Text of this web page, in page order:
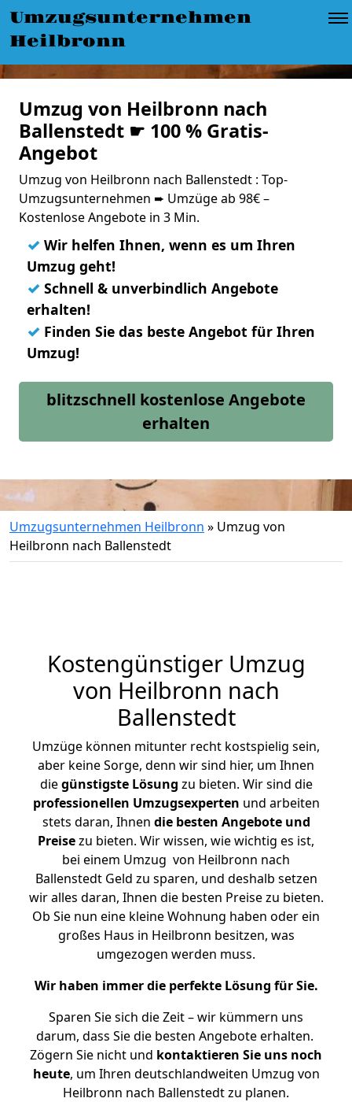
Umzugsunternehmen
Heilbronn
Umzug von Heilbronn nach
Ballenstedt ☛ 100 % Gratis-
Angebot
Umzug von Heilbronn nach Ballenstedt : Top-
Umzugsunternehmen ➨ Umzüge ab 98€ –
Kostenlose Angebote in 3 Min.
✓ Wir helfen Ihnen, wenn es um Ihren
Umzug geht!
✓ Schnell & unverbindlich Angebote
erhalten!
✓ Finden Sie das beste Angebot für Ihren
Umzug!
blitzschnell kostenlose Angebote
erhalten
Umzugsunternehmen Heilbronn » Umzug von
Heilbronn nach Ballenstedt
Kostengünstiger Umzug
von Heilbronn nach
Ballenstedt
Umzüge können mitunter recht kostspielig sein,
aber keine Sorge, denn wir sind hier, um Ihnen
diegünstigste Lösung zu bieten. Wir sind die
professionellen Umzugsexperten und arbeiten
stets daran, Ihnen die besten Angebote und
Preisezu bieten. Wir wissen, wie wichtig es ist,
bei einem Umzug von Heilbronn nach
Ballenstedt Geld zu sparen, und deshalb setzen
wir alles daran, Ihnen die besten Preise zu bieten.
Ob Sie nun eine kleine Wohnung haben oder ein
großes Haus in Heilbronn besitzen, was
umgezogen werden muss.
Wir haben immer die perfekte Lösung für Sie.
Sparen Sie sich die Zeit – wir kümmern uns
darum, dass Sie die besten Angebote erhalten.
Zögern Sie nicht und kontaktieren Sie uns noch
heute, um Ihren deutschlandweiten Umzug von
Heilbronn nach Ballenstedt zu planen.